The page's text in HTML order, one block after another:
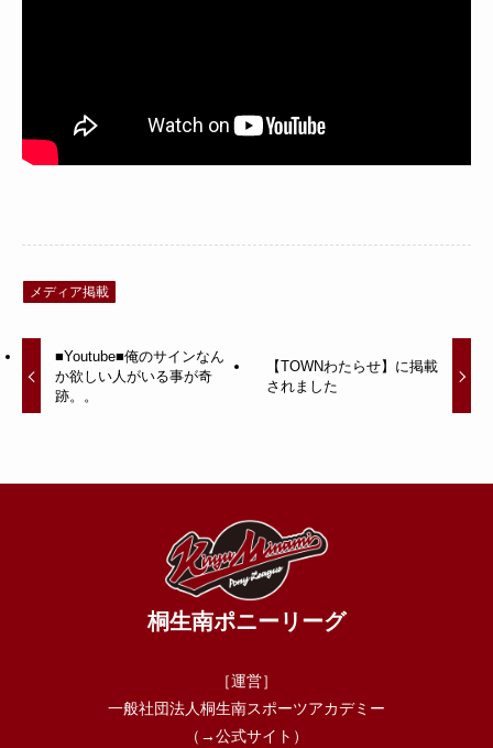
メディア掲載
■Youtube■俺のサインなん
か欲しい人がいる事が奇
跡。。
【TOWNわたらせ】に掲載
されました
桐生南ポニーリーグ
［運営］
一般社団法人桐生南スポーツアカデミー
（→公式サイト ）